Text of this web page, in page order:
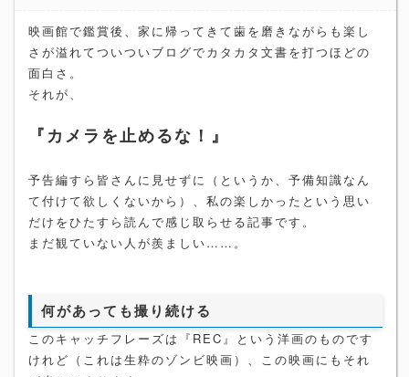
映画館で鑑賞後、家に帰ってきて歯を磨きながらも楽し
さが溢れてついついブログでカタカタ文書を打つほどの
面白さ。
それが、
『カメラを止めるな！』
予告編すら皆さんに見せずに（というか、予備知識なん
て付けて欲しくないから）、私の楽しかったという思い
だけをひたすら読んで感じ取らせる記事です。
まだ観ていない人が羨ましい……。
何があっても撮り続ける
このキャッチフレーズは『REC』という洋画のものです
けれど（これは生粋のゾンビ映画）、この映画にもそれ